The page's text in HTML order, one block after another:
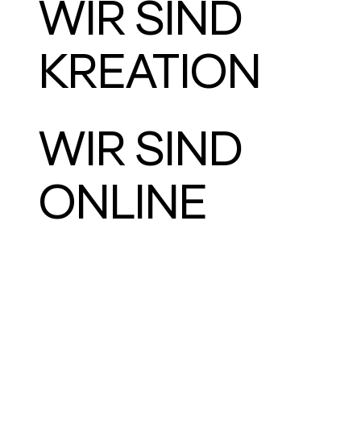
WIR SIND
KREATION
WIR SIND
ONLINE